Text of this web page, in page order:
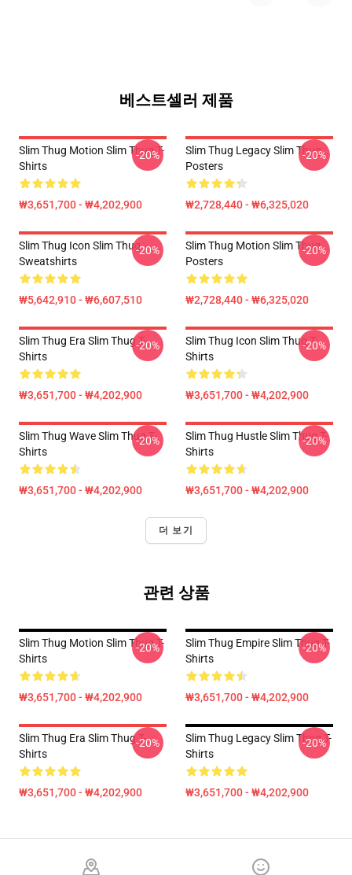
베스트셀러 제품
Slim Thug Motion Slim Thug T-
Shirts
₩3,651,700 - ₩4,202,900
-20%
Slim Thug Legacy Slim Thug
Posters
₩2,728,440 - ₩6,325,020
-20%
Slim Thug Icon Slim Thug
Sweatshirts
₩5,642,910 - ₩6,607,510
-20%
Slim Thug Motion Slim Thug
Posters
₩2,728,440 - ₩6,325,020
-20%
Slim Thug Era Slim Thug T-
Shirts
₩3,651,700 - ₩4,202,900
-20%
Slim Thug Icon Slim Thug T-
Shirts
₩3,651,700 - ₩4,202,900
-20%
Slim Thug Wave Slim Thug T-
Shirts
₩3,651,700 - ₩4,202,900
-20%
Slim Thug Hustle Slim Thug T-
Shirts
₩3,651,700 - ₩4,202,900
-20%
더 보기
관련 상품
Slim Thug Motion Slim Thug T-
Shirts
₩3,651,700 - ₩4,202,900
-20%
Slim Thug Empire Slim Thug T-
Shirts
₩3,651,700 - ₩4,202,900
-20%
Slim Thug Era Slim Thug T-
Shirts
₩3,651,700 - ₩4,202,900
-20%
Slim Thug Legacy Slim Thug T-
Shirts
₩3,651,700 - ₩4,202,900
-20%